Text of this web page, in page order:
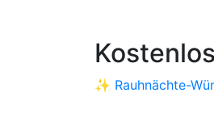
✨ Rauhnächte-